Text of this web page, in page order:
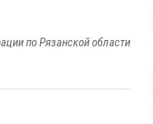
по Рязанской области